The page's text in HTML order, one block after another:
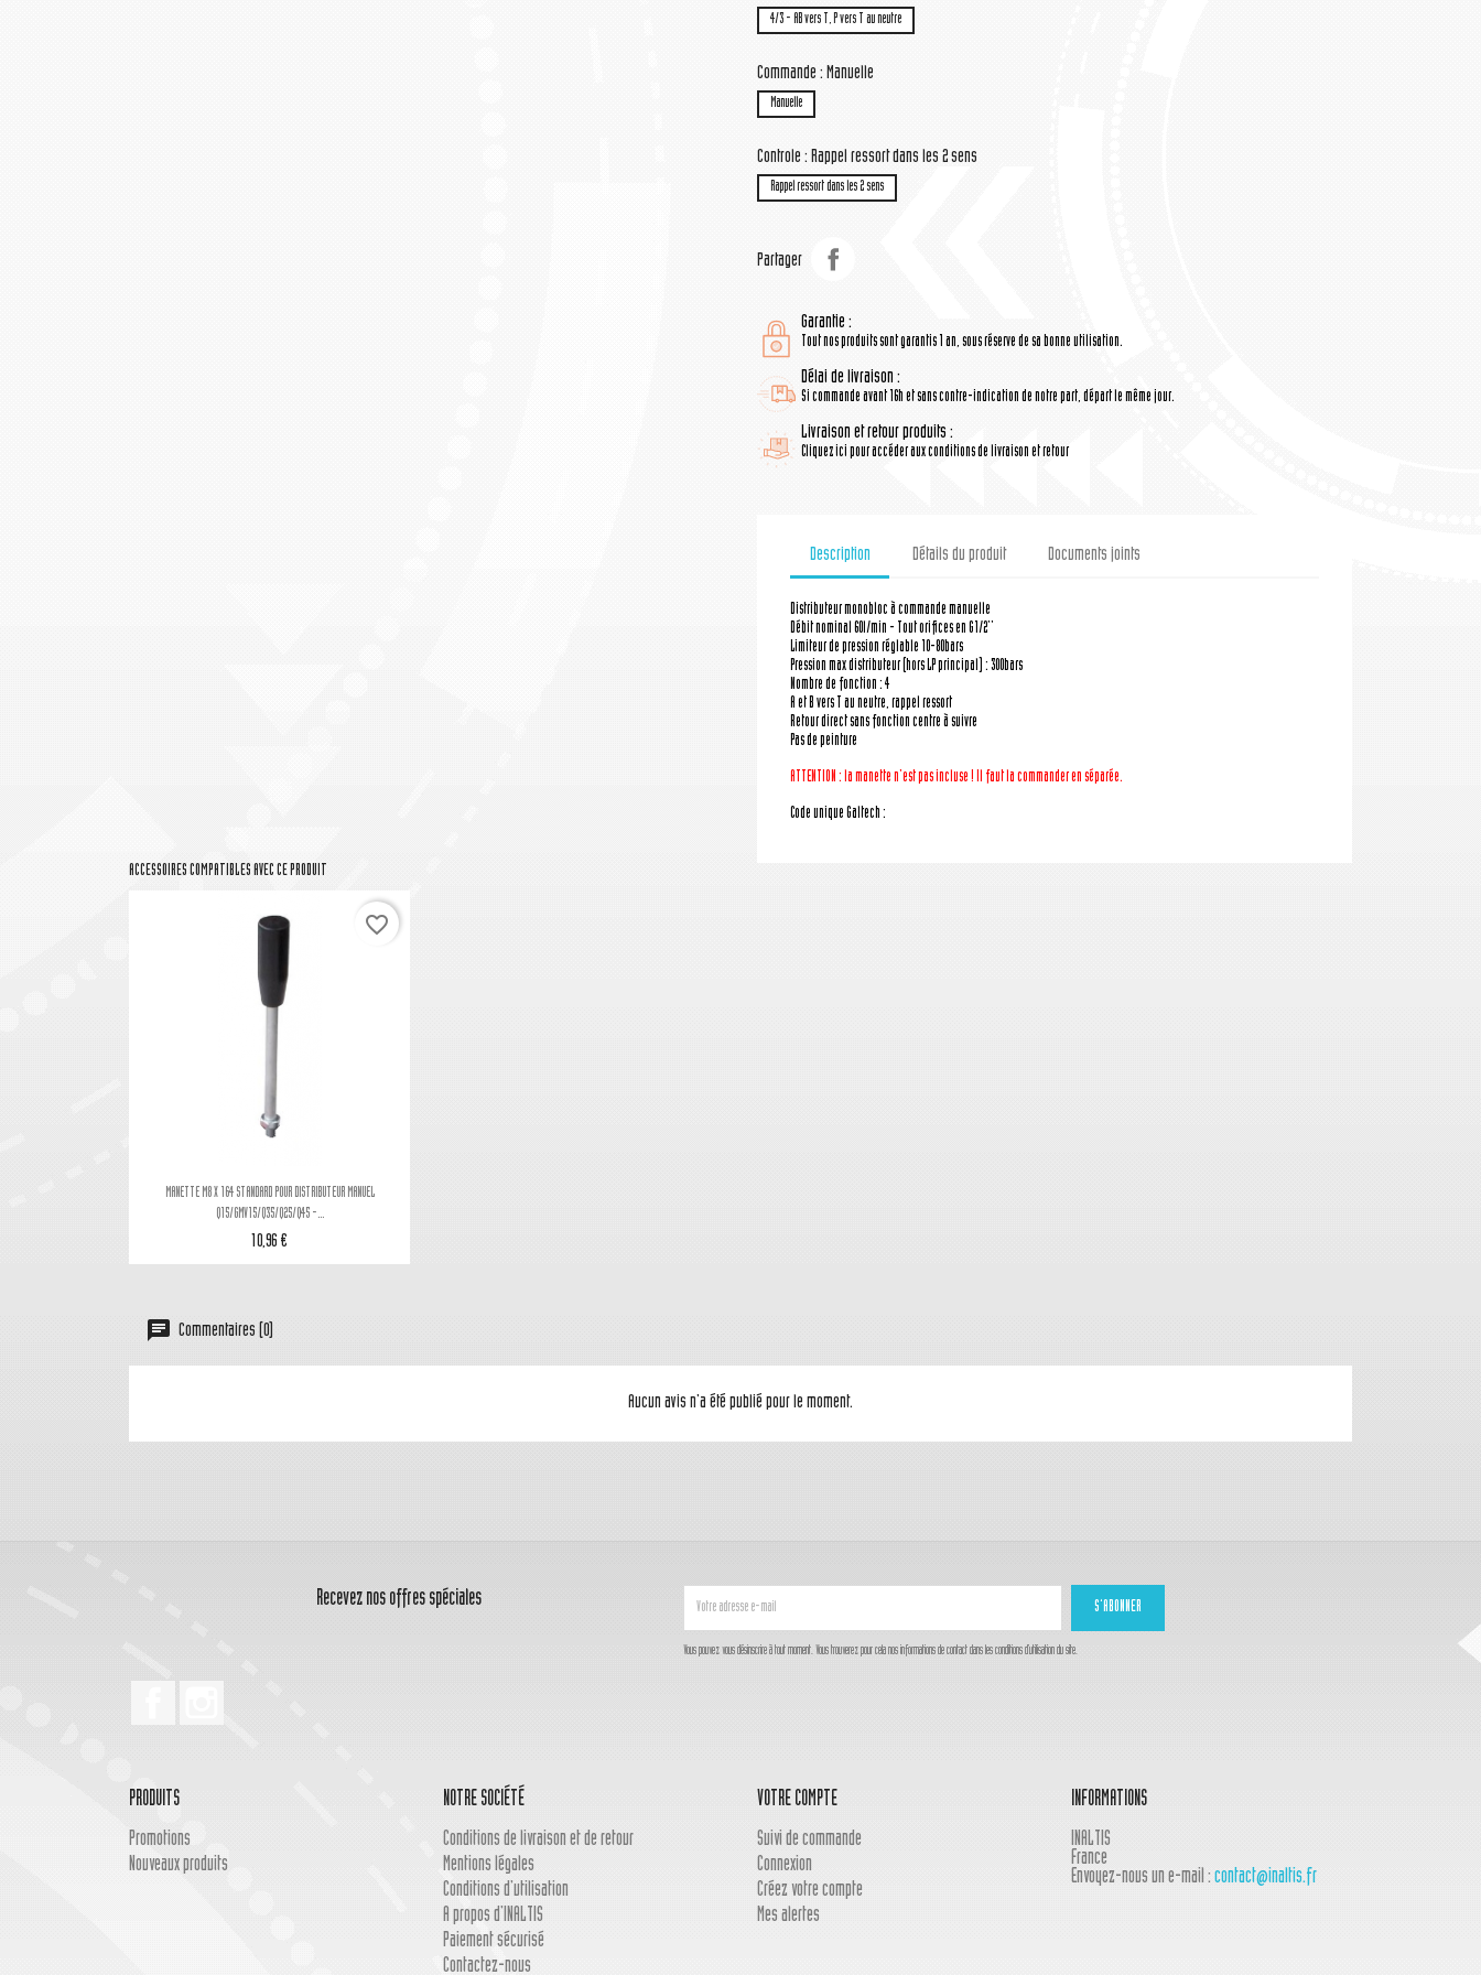
4/3 - AB vers T, P vers T au neutre
Commande : Manuelle
Manuelle
Controle : Rappel ressort dans les 2 sens
Rappel ressort dans les 2 sens
Partager
Garantie :
Tout nos produits sont garantis 1 an, sous réserve de sa bonne utilisation.
Délai de livraison :
Si commande avant 16h et sans contre-indication de notre part, départ le même jour.
Livraison et retour produits :
Cliquez ici pour accéder aux conditions de livraison et retour
Description Détails du produit Documents joints
Distributeur monobloc à commande manuelle
Débit nominal 60l/min - Tout orifices en G1/2''
Limiteur de pression réglable 10-80bars
Pression max distributeur (hors LP principal) : 300bars
Nombre de fonction : 4
A et B vers T au neutre, rappel ressort
Retour direct sans fonction centre à suivre
Pas de peinture
ATTENTION : la manette n'est pas incluse ! Il faut la commander en séparée.
Code unique Galtech :
ACCESSOIRES COMPATIBLES AVEC CE PRODUIT
Aperçu rapide
MANETTE M8 X 164 STANDARD POUR DISTRIBUTEUR MANUEL
Q15/GMV15/Q35/Q25/Q45 -...
10,96 €
favorite_border
Commentaires (0)
Aucun avis n'a été publié pour le moment.
Recevez nos offres spéciales
Vous pouvez vous désinscrire à tout moment. Vous trouverez pour cela nos informations de contact dans les conditions d'utilisation du site.
PRODUITS
Promotions
Nouveaux produits
NOTRE SOCIÉTÉ
Conditions de livraison et de retour
Mentions légales
Conditions d'utilisation
A propos d'INALTIS
Paiement sécurisé
Contactez-nous
VOTRE COMPTE
Suivi de commande
Connexion
Créez votre compte
Mes alertes
INFORMATIONS
INALTIS
France
Envoyez-nous un e-mail : contact@inaltis.fr